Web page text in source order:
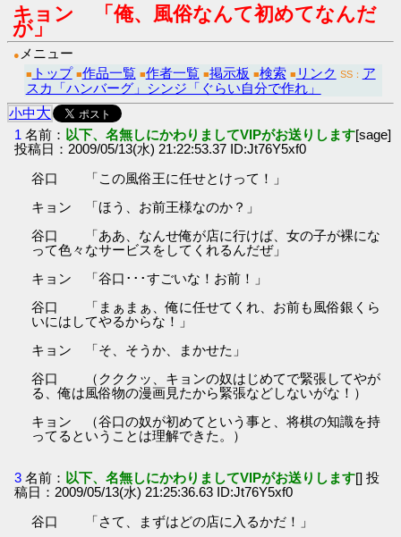
キョン 「俺、風俗なんて初めてなんだ
が」
● メニュー
■ トップ ■作品一覧 ■作者一覧 ■掲示板 ■検索 ■ リンク SS： ア
スカ「ハンバーグ」シンジ「ぐらい自分で作れ」
小中大
1 名前： 以下、名無しにかわりましてVIPがお送りします[sage]
投稿日：2009/05/13(水) 21:22:53.37 ID:Jt76Y5xf0
谷口 「この風俗王に任せとけって！」
キョン 「ほう、お前王様なのか？」
谷口 「ああ、なんせ俺が店に行けば、女の子が裸にな
って色々なサービスをしてくれるんだぜ」
キョン 「谷口･･･すごいな！お前！」
谷口 「まぁまぁ、俺に任せてくれ、お前も風俗銀くら
いにはしてやるからな！」
キョン 「そ、そうか、まかせた」
谷口 （クククッ、キョンの奴はじめてで緊張してやが
る、俺は風俗物の漫画見たから緊張などしないがな！）
キョン （谷口の奴が初めてという事と、将棋の知識を持
ってるということは理解できた。）
3 名前： 以下、名無しにかわりましてVIPがお送りします[] 投
稿日：2009/05/13(水) 21:25:36.63 ID:Jt76Y5xf0
谷口 「さて、まずはどの店に入るかだ！」